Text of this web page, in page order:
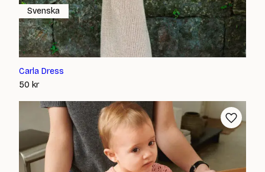
Carla Dress
50 kr
Svenska